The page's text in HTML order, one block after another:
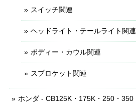
スイッチ関連
ヘッドライト・テールライト関連
ボディー・カウル関連
スプロケット関連
ホンダ - CB125K・175K・250・350